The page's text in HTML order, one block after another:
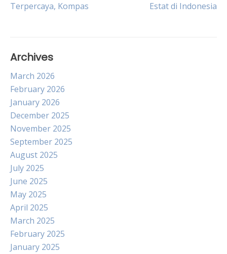
navigation
Terpercaya, Kompas
Estat di Indonesia
Archives
March 2026
February 2026
January 2026
December 2025
November 2025
September 2025
August 2025
July 2025
June 2025
May 2025
April 2025
March 2025
February 2025
January 2025